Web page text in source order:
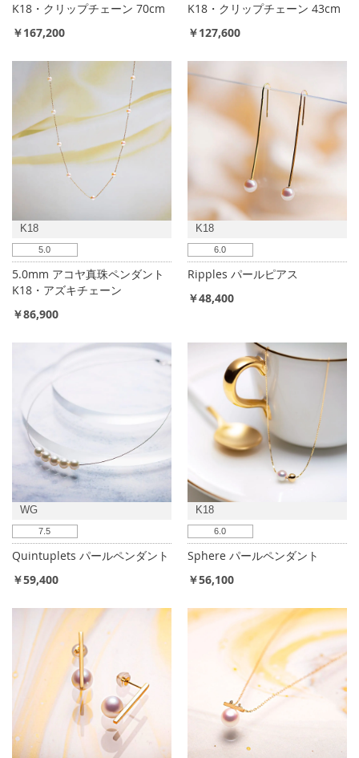
K18・クリップチェーン 70cm
￥167,200
K18・クリップチェーン 43cm
￥127,600
K18
5.0
5.0mm アコヤ真珠ペンダント
K18・アズキチェーン
￥86,900
K18
6.0
Ripples パールピアス
￥48,400
WG
7.5
Quintuplets パールペンダント
￥59,400
K18
6.0
Sphere パールペンダント
￥56,100